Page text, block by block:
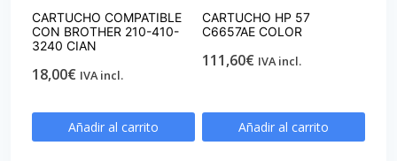
CARTUCHO COMPATIBLE
CON BROTHER 210-410-
3240 CIAN
18,00€ IVA incl.
Añadir al carrito
CARTUCHO HP 57
C6657AE COLOR
111,60€ IVA incl.
Añadir al carrito